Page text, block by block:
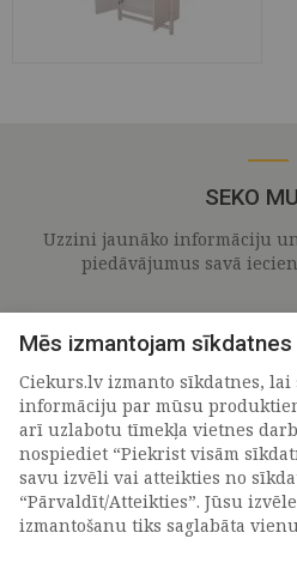
SEKO
Uzzini jaunāko informāciju
piedāvājumus savā
PIETEIKTIES MŪSU JAUNUMIEM
Mēs izmantojam sīkdatnes
Ciekurs.lv izmanto sīkdatnes,
informāciju par mūsu
arī uzlabotu tīmekļa vietnes
nospiediet “Piekrist visām
savu izvēli vai atteikties no
“Pārvaldīt/Atteikties”. Jūsu
izmantošanu tiks saglabāta